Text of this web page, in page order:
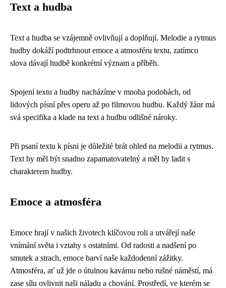
Text a hudba
Text a hudba se vzájemně ovlivňují a doplňují. Melodie a rytmus
hudby dokáží podtrhnout emoce a atmosféru textu, zatímco
slova dávají hudbě konkrétní význam a příběh.
Spojení textu a hudby nacházíme v mnoha podobách, od
lidových písní přes operu až po filmovou hudbu. Každý žánr má
svá specifika a klade na text a hudbu odlišné nároky.
Při psaní textu k písni je důležité brát ohled na melodii a rytmus.
Text by měl být snadno zapamatovatelný a měl by ladit s
charakterem hudby.
Emoce a atmosféra
Emoce hrají v našich životech klíčovou roli a utvářejí naše
vnímání světa i vztahy s ostatními. Od radosti a nadšení po
smutek a strach, emoce barví naše každodenní zážitky.
Atmosféra, ať už jde o útulnou kavárnu nebo rušné náměstí, má
zase sílu ovlivnit naši náladu a chování. Prostředí, ve kterém se